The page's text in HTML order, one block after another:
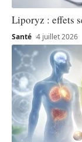
Liporyz : effets
Santé 4 juillet 2026